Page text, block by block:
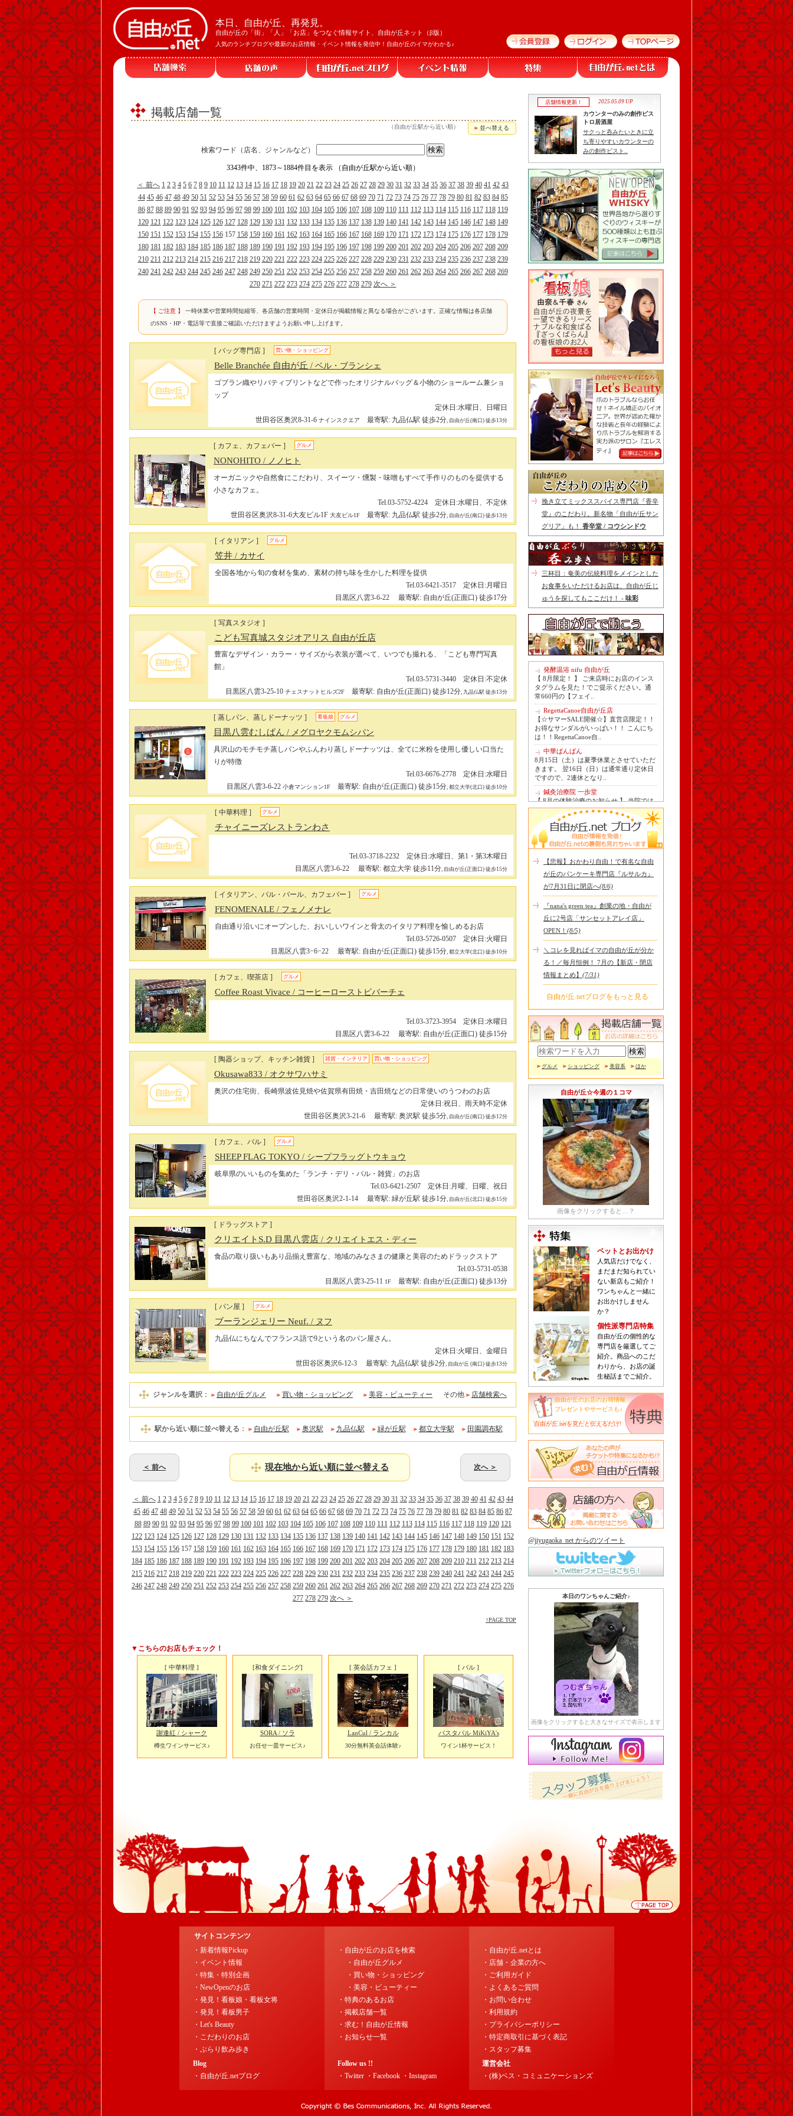
本日、自由が丘、再発見。
自由が丘の「街」「人」「お店」をつなぐ情報サイト、自由が丘ネット（β版）
人気のランチブログや最新のお店情報・イベント情報を発信中！自由が丘のイマがわかる♪
掲載店舗一覧
並べ替える
（自由が丘駅から近い順）
検索ワード（店名、ジャンルなど）
3343件中、1873～1884件目を表示 （自由が丘駅から近い順）
＜ 前へ 1 2 3 4 5 6 7 8 9 10 11 12 13 14 15 16 17 18 19 20 21 22 23 24 25 26 27 28 29 30 31 32 33 34 35 36 37 38 39 40 41 42 43
44 45 46 47 48 49 50 51 52 53 54 55 56 57 58 59 60 61 62 63 64 65 66 67 68 69 70 71 72 73 74 75 76 77 78 79 80 81 82 83 84 85
86 87 88 89 90 91 92 93 94 95 96 97 98 99 100 101 102 103 104 105 106 107 108 109 110 111 112 113 114 115 116 117 118 119
120 121 122 123 124 125 126 127 128 129 130 131 132 133 134 135 136 137 138 139 140 141 142 143 144 145 146 147 148 149
150 151 152 153 154 155 156 157 158 159 160 161 162 163 164 165 166 167 168 169 170 171 172 173 174 175 176 177 178 179
180 181 182 183 184 185 186 187 188 189 190 191 192 193 194 195 196 197 198 199 200 201 202 203 204 205 206 207 208 209
210 211 212 213 214 215 216 217 218 219 220 221 222 223 224 225 226 227 228 229 230 231 232 233 234 235 236 237 238 239
240 241 242 243 244 245 246 247 248 249 250 251 252 253 254 255 256 257 258 259 260 261 262 263 264 265 266 267 268 269
270 271 272 273 274 275 276 277 278 279 次へ ＞
【 ご注意 】
一時休業や営業時間短縮等、各店舗の営業時間・定休日が掲載情報と異なる場合がございます。正確な情報は各店舗
のSNS・HP・電話等で直接ご確認いただけますようお願い申し上げます。
[ バッグ専門店 ] 買い物・ショッピング
Belle Branchée 自由が丘 / ベル・ブランシェ
ゴブラン織やリバティプリントなどで作ったオリジナルバッグ＆小物のショールーム兼ショ
ップ
定休日:水曜日、日曜日
世田谷区奥沢8-31-6 ナインスクエア 最寄駅: 九品仏駅 徒歩2分, 自由が丘(南口) 徒歩13分
[ カフェ、カフェバー ] グルメ
NONOHITO / ノノヒト
オーガニックや自然食にこだわり、スイーツ・燻製・味噌もすべて手作りのものを提供する
小さなカフェ。
Tel.03-5752-4224 定休日:水曜日、不定休
世田谷区奥沢8-31-6大友ビル1F 大友ビル1F 最寄駅: 九品仏駅 徒歩2分, 自由が丘(南口) 徒歩13分
[ イタリアン ] グルメ
笠井 / カサイ
全国各地から旬の食材を集め、素材の持ち味を生かした料理を提供
Tel.03-6421-3517 定休日:月曜日
目黒区八雲3-6-22
最寄駅: 自由が丘(正面口) 徒歩17分
[ 写真スタジオ ]
こども写真城スタジオアリス 自由が丘店
豊富なデザイン・カラー・サイズから衣装が選べて、いつでも撮れる、「こども専門写真
館」
Tel.03-5731-3440 定休日:不定休
目黒区八雲3-25-10 チェスナットヒルズ2F 最寄駅: 自由が丘(正面口) 徒歩12分, 九品仏駅 徒歩13分
[ 蒸しパン、蒸しドーナッツ ] 看板娘 グルメ
目黒八雲むしぱん / メグロヤクモムシパン
具沢山のモチモチ蒸しパンやふんわり蒸しドーナッツは、全てに米粉を使用し優しい口当た
りが特徴
Tel.03-6676-2778 定休日:水曜日
目黒区八雲3-6-22 小倉マンション1F 最寄駅: 自由が丘(正面口) 徒歩15分, 都立大学(北口) 徒歩10分
[ 中華料理 ] グルメ
チャイニーズレストランわさ
Tel.03-3718-2232 定休日:水曜日、第1・第3木曜日
目黒区八雲3-6-22
最寄駅: 都立大学 徒歩11分, 自由が丘(正面口) 徒歩15分
[ イタリアン、バル・バール、カフェバー ] グルメ
FENOMENALE / フェノメナレ
自由通り沿いにオープンした、おいしいワインと骨太のイタリア料理を愉しめるお店
Tel.03-5726-0507 定休日:火曜日
目黒区八雲3−6−22
最寄駅: 自由が丘(正面口) 徒歩15分, 都立大学(北口) 徒歩10分
[ カフェ、喫茶店 ] グルメ
Coffee Roast Vivace / コーヒーローストビバーチェ
Tel.03-3723-3954 定休日:水曜日
目黒区八雲3-6-22
最寄駅: 自​由​が​丘​(正​面​口​) 徒​歩​1​5​分​
[ 陶器ショップ、キッチン雑貨 ] 雑貨・インテリア 買い物・ショッピング
Okusawa833 / オクサワハサミ
奥沢の住宅街、長崎県波佐見焼や佐賀県有田焼・吉田焼などの日常使いのうつわのお店
定休日:祝日、雨天時不定休
世田谷区奥沢3-21-6
最寄駅: 奥沢駅 徒歩5分, 自由が丘(南口) 徒歩12分
[ カフェ、バル ] グルメ
SHEEP FLAG TOKYO / シープフラッグトウキョウ
岐阜県のいいものを集めた「ランチ・デリ・バル・雑貨」のお店
Tel.03-6421-2507 定休日:月曜、日曜、祝日
世田谷区奥沢2-1-14
最寄駅: 緑が丘駅 徒歩1分, 自由が丘(北口) 徒歩15分
[ ドラッグストア ]
クリエイトS.D 目黒八雲店 / クリエイトエス・ディー
食品の取り扱いもあり品揃え豊富な、地域のみなさまの健康と美容のためドラックストア
Tel.03-5731-0538
目黒区八雲3-25-11 1F 最寄駅: 自由が丘(正面口) 徒歩13分
[ パン屋 ] グルメ
ブーランジェリー Neuf. / ヌフ
九品仏にちなんでフランス語で9という名のパン屋さん。
定休日:火曜日、金曜日
世田谷区奥沢6-12-3
最寄駅: 九品仏駅 徒歩2分, 自由が丘 (南口) 徒歩13分
ジャンルを選択 ： 自由が丘グルメ 買い物・ショッピング 美容・ビューティー その他 店舗検索へ
駅から近い順に並べ替える ： 自由が丘駅 奥沢駅 九品仏駅 緑が丘駅 都立大学駅 田園調布駅
＜ 前へ 現在地から近い順に並べ替える 次へ ＞
＜ 前へ 1 2 3 4 5 6 7 8 9 10 11 12 13 14 15 16 17 18 19 20 21 22 23 24 25 26 27 28 29 30 31 32 33 34 35 36 37 38 39 40 41 42 43 44
45 46 47 48 49 50 51 52 53 54 55 56 57 58 59 60 61 62 63 64 65 66 67 68 69 70 71 72 73 74 75 76 77 78 79 80 81 82 83 84 85 86 87
88 89 90 91 92 93 94 95 96 97 98 99 100 101 102 103 104 105 106 107 108 109 110 111 112 113 114 115 116 117 118 119 120 121
122 123 124 125 126 127 128 129 130 131 132 133 134 135 136 137 138 139 140 141 142 143 144 145 146 147 148 149 150 151 152
153 154 155 156 157 158 159 160 161 162 163 164 165 166 167 168 169 170 171 172 173 174 175 176 177 178 179 180 181 182 183
184 185 186 187 188 189 190 191 192 193 194 195 196 197 198 199 200 201 202 203 204 205 206 207 208 209 210 211 212 213 214
215 216 217 218 219 220 221 222 223 224 225 226 227 228 229 230 231 232 233 234 235 236 237 238 239 240 241 242 243 244 245
246 247 248 249 250 251 252 253 254 255 256 257 258 259 260 261 262 263 264 265 266 267 268 269 270 271 272 273 274 275 276
277 278 279 次へ ＞
↑PAGE TOP
▼こちらのお店もチェック！
[ 中華料理 ]
謝逢紅 / シャーク
樽生ワインサービス♪
[和食ダイニング]
SORA / ソラ
お任せ一皿サービス♪
[ 英会話カフェ ]
LanCul / ランカル
30分無料英会話体験♪
[ バル ]
パスタバル MiKiYA's
ワイン1杯サービス！
店舗情報更新！ 2025.05.09 UP
カウンターのみの創作ビス
トロ居酒屋
サクっと呑みたいときに立
ち寄りやすいカウンターの
みの創作ビスト..
挽き立てミックススパイス専門店『香辛
堂』のこだわり。新名物「自由が丘サン
グリア」も！ 香辛堂 / コウシンドウ
三杯目：奄美の伝統料理をメインとした
お食事をいただけるお店は、自由が丘じ
ゅうを探してもここだけ！ - 味彩
発酵温浴 nifu 自由が丘
【 8月限定！ 】 ご来店時にお店のインス
タグラムを見た！でご提示ください。通
常660円の【フェイ..
RegettaCanoe自由が丘店
【☆サマーSALE開催☆】直営店限定！！
お得なサンダルがいっぱい！！ こんにち
は！！RegettaCanoe自..
中華ばんばん
8月15日（土）は夏季休業とさせていただ
きます。 翌16日（日）は通常通り定休日
ですので、2連休となり..
鍼灸治療院 一歩堂
【 8月の体験治療のお知らせ 】 当院では
毎月第1月曜日を体験dayとし、当院の施
術をお得に体験し..
Le Monde Gourmand
今年も南アルプス @sachiblueberryfarm か
ら美味しいブルーベリーが😋
https://www.instagram.com/sachi..
tomoru
土曜日限定ランチセット(12:00〜15:00)は
じまりました！※数量限定その日のおす
cheese & booze ost
【 平日限定ランチメニュー 】 ワンプレー
トランチ登場！！パスタやリゾットにも
色々付くようにな..
京都九条ねぎ焼き専門店 ねぎ家 -時代
家 旬-
【ランチ限定】鉄板炙りホルモン丼🔥本
顧問契約 】 冷え性改善協会は、小規模の
エステサロン、リ..
【悲報】おかわり自由！で有名な自由
が丘のパンケーキ専門店『ルサルカ』
が7月31日に閉店へ(8/6)
『nana's green tea』創業の地・自由が
丘に2号店「サンセットアレイ店」
OPEN！ (8/5)
＼コレを見ればイマの自由が丘が分か
る！／毎月恒例！ 7月の【新店・閉店
情報まとめ】 (7/31)
自由が丘.netブログをもっと見る
グルメ ショッピング 美容系 ほか
自由が丘☆今週の１コマ
画像をクリックすると…？
ペットとお出かけ
人気店だけでなく、
まだまだ知られてい
ない新店もご紹介！
ワンちゃんと一緒に
お出かけしません
か？
個性派専門店特集
自由が丘の個性的な
専門店を厳選してご
紹介。商品へのこだ
わりから、お店の誕
生秘話までご紹介。
自由が丘のお店のお得情報
プレゼントやサービスも♪
自由が丘.netを見たと伝えるだけ!
@jiyugaoka_net からのツイート
本日のワンちゃんご紹介♪
画像をクリックすると大きなサイズで表示します
サイトコンテンツ
・新着情報Pickup
・イベント情報
・特集・特別企画
・NewOpenのお店
・発見！看板娘・看板女将
・発見！看板男子
・Let's Beauty
・こだわりのお店
・ぶらり飲み歩き
Blog
・自由が丘.netブログ
・自由が丘のお店を検索
・自由が丘グルメ
・買い物・ショッピング
・美容・ビューティー
・特典のあるお店
・掲載店舗一覧
・求む！自由が丘情報
・お知らせ一覧
Follow us !!
・Twitter
・Facebook ・Instagram
・自由が丘.netとは
・店舗・企業の方へ
・ご利用ガイド
・よくあるご質問
・お問い合わせ
・利用規約
・プライバシーポリシー
・特定商取引に基づく表記
・スタッフ募集
運営会社
・(株)ベス・コミュニケーションズ